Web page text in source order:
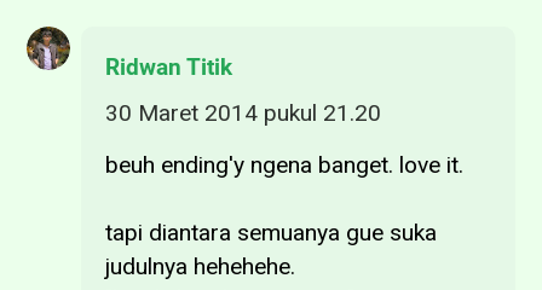
Ridwan Titik
30 Maret 2014 pukul 21.20
beuh ending'y ngena banget. love it.
tapi diantara semuanya gue suka
judulnya hehehehe.